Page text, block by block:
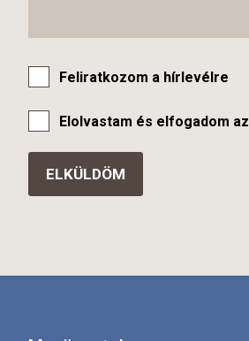
Feliratkozom a hírlevélre
Elolvastam és elfogadom az